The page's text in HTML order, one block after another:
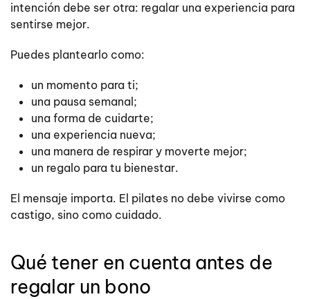
intención debe ser otra: regalar una experiencia para
sentirse mejor.
Puedes plantearlo como:
un momento para ti;
una pausa semanal;
una forma de cuidarte;
una experiencia nueva;
una manera de respirar y moverte mejor;
un regalo para tu bienestar.
El mensaje importa. El pilates no debe vivirse como
castigo, sino como cuidado.
Qué tener en cuenta antes de
regalar un bono